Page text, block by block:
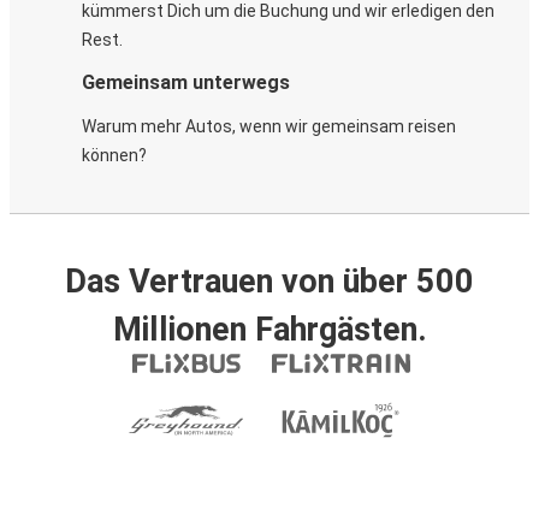
kümmerst Dich um die Buchung und wir erledigen den
Rest.
Gemeinsam unterwegs
Warum mehr Autos, wenn wir gemeinsam reisen
können?
Das Vertrauen von über 500
Millionen Fahrgästen.